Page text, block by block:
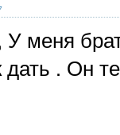
У меня
дать . Он